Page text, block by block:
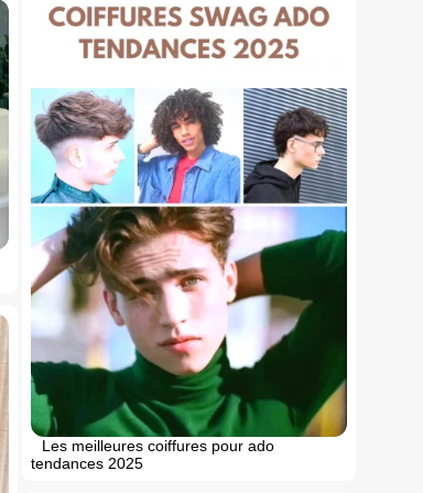
Les meilleures coiffures pour ado
tendances 2025